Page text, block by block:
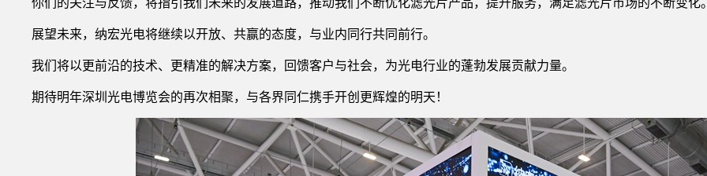
你们的关注与反馈，将指引我们未来的发展道路，推动我们不断优化滤光片产品，提升服务，满足滤光片市场的不断变化
展望未来，纳宏光电将继续以开放、共赢的态度，与业内同行共同前行。
我们将以更前沿的技术、更精准的解决方案，回馈客户与社会，为光电行业的蓬勃发展贡献力量。
期待明年深圳光电博览会的再次相聚，与各界同仁携手开创更辉煌的明天！